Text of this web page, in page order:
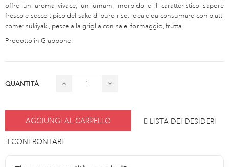
offre un aroma vivace, un umami morbido e il caratteristico sapore
fresco e secco tipico del sake di puro riso. Ideale da consumare con piatti
come: sukiyaki, pesce alla griglia con sale, formaggio, frutta.
Prodotto in Giappone.
QUANTITÀ
AGGIUNGI AL CARRELLO LISTA DEI DESIDERI
CONFRONTARE